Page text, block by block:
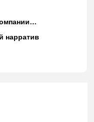
нарратив